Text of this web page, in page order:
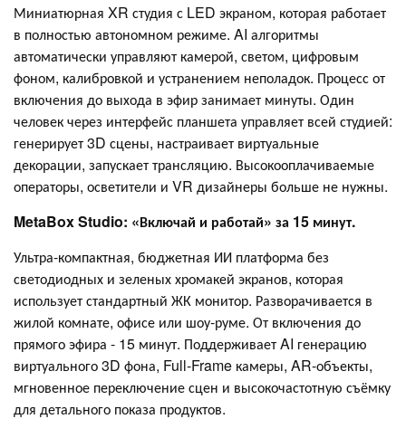
Миниатюрная XR студия с LED экраном, которая работает
в полностью автономном режиме. AI алгоритмы
автоматически управляют камерой, светом, цифровым
фоном, калибровкой и устранением неполадок. Процесс от
включения до выхода в эфир занимает минуты. Один
человек через интерфейс планшета управляет всей студией:
генерирует 3D сцены, настраивает виртуальные
декорации, запускает трансляцию. Высокооплачиваемые
операторы, осветители и VR дизайнеры больше не нужны.
MetaBox Studio: «Включай и работай» за 15 минут.
Ультра-компактная, бюджетная ИИ платформа без
светодиодных и зеленых хромакей экранов, которая
использует стандартный ЖК монитор. Разворачивается в
жилой комнате, офисе или шоу-руме. От включения до
прямого эфира - 15 минут. Поддерживает AI генерацию
виртуального 3D фона, Full-Frame камеры, AR-объекты,
мгновенное переключение сцен и высокочастотную съёмку
для детального показа продуктов.